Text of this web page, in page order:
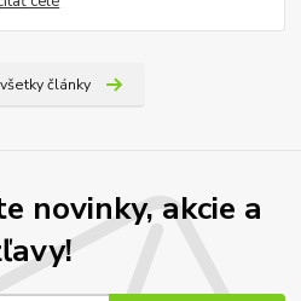
články
novinky, akcie a